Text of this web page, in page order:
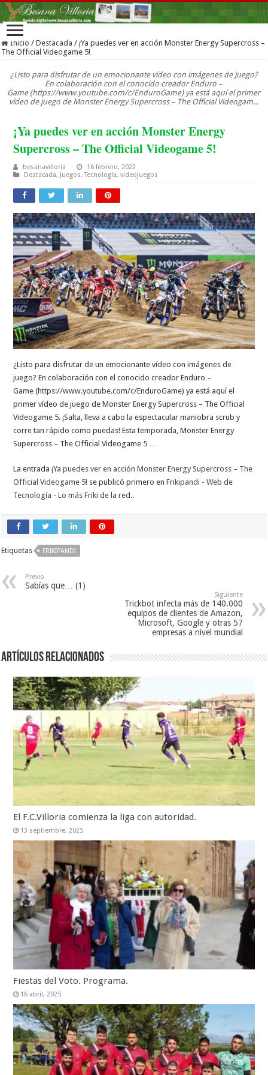
Inicio / Destacada / ¡Ya puedes ver en acción Monster Energy Supercross –
The Official Videogame 5!
¿Listo para disfrutar de un emocionante vídeo con imágenes de juego?
En colaboración con el conocido creador Enduro –
Game (https://www.youtube.com/c/EnduroGame) ya está aquí el primer
vídeo de juego de Monster Energy Supercross – The Official Videogam...
¡Ya puedes ver en acción Monster Energy
Supercross – The Official Videogame 5!
besanavilloria
16 febrero, 2022
Destacada, Juegos,Tecnología,videojuegos
¿Listo para disfrutar de un emocionante vídeo con imágenes de
juego? En colaboración con el conocido creador Enduro –
Game (https://www.youtube.com/c/EnduroGame) ya está aquí el
primer vídeo de juego de Monster Energy Supercross – The Official
Videogame 5. ¡Salta, lleva a cabo la espectacular maniobra scrub y
corre tan rápido como puedas! Esta temporada, Monster Energy
Supercross – The Official Videogame 5 …
La entrada¡Ya puedes ver en acción Monster Energy Supercross – The
Official Videogame 5! se publicó primero enFrikipandi - Web de
Tecnología - Lo más Friki de la red..
Etiquetas FRIKIPANDI
Previo
Sabías que… (1)
Siguiente
Trickbot infecta más de 140.000
equipos de clientes de Amazon,
Microsoft, Google y otras 57
empresas a nivel mundial
Artículos relacionados
El F.C.Villoria comienza la liga con autoridad.
13 septiembre, 2025
Fiestas del Voto. Programa.
16 abril, 2025